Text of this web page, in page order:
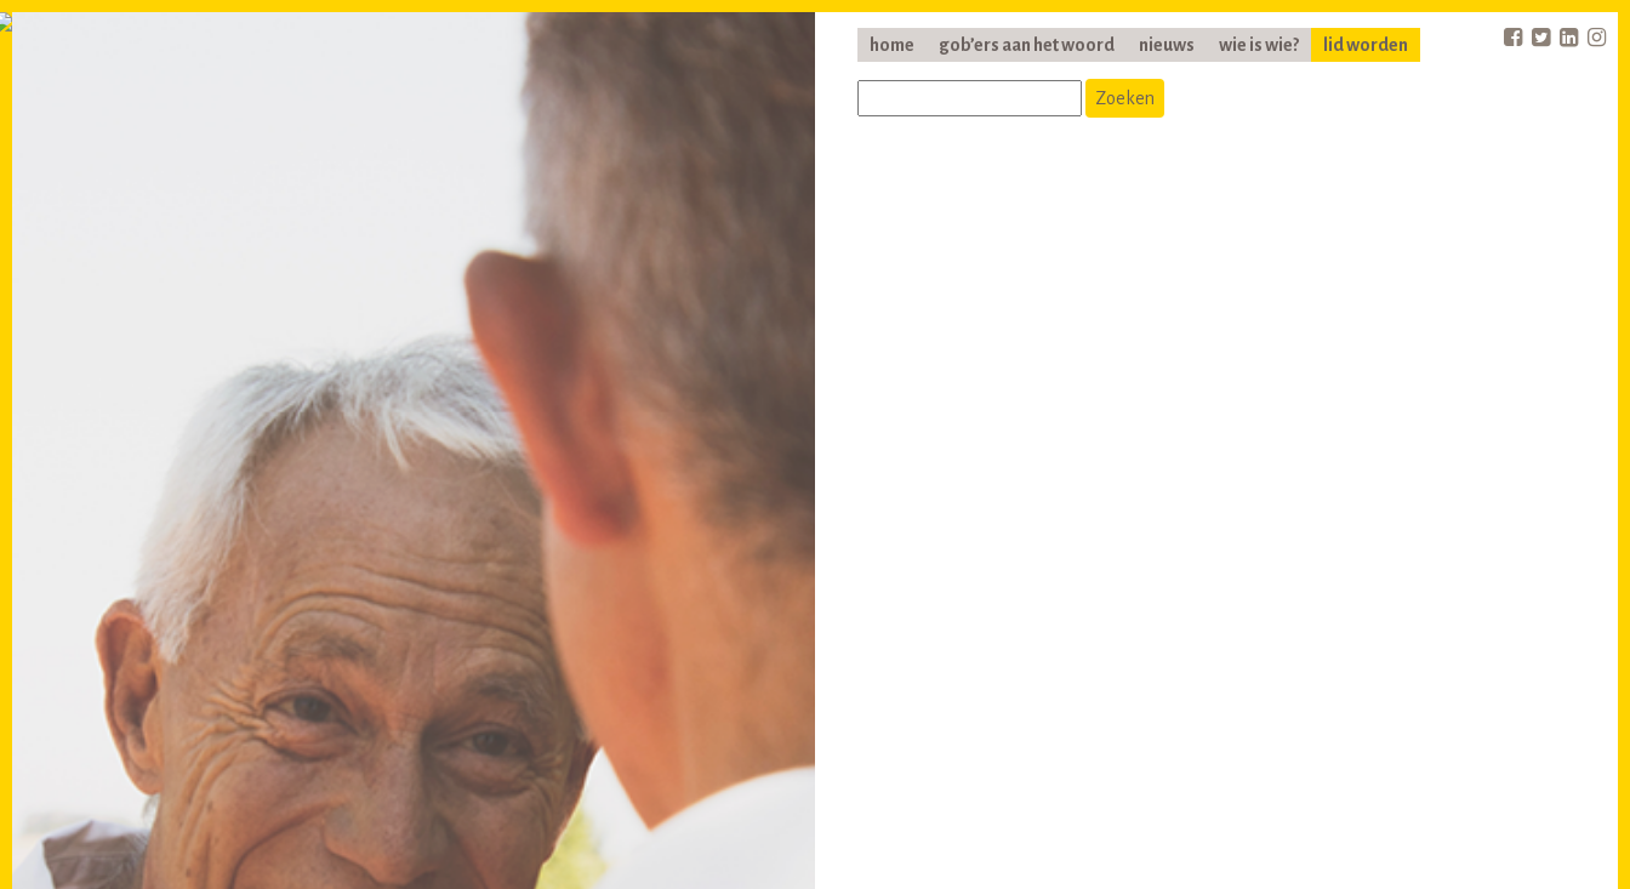
home gob’ers aan het woord nieuws wie is wie? lid worden